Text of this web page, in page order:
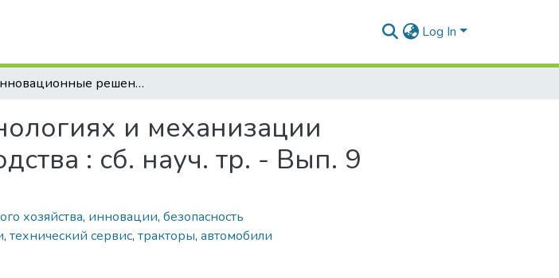
Log In
Инновационные решения в технологиях и механизации сельскохозяйственного производства : сб. науч. тр. - Вып. 9
и механизации
: сб. науч. тр. - Вып. 9
хозяйства, инновации, безопасность
, технический сервис, тракторы, автомобили